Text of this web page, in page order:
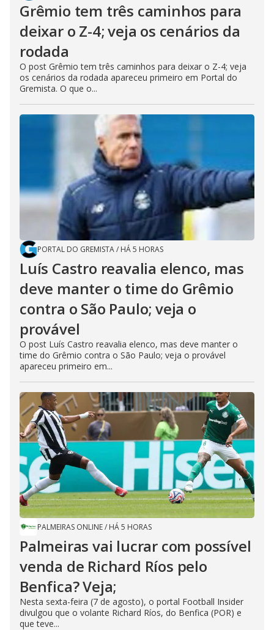
Grêmio tem três caminhos para
deixar o Z-4; veja os cenários da
rodada
O post Grêmio tem três caminhos para deixar o Z-4; veja
os cenários da rodada apareceu primeiro em Portal do
Gremista. O que o...
PORTAL DO GREMISTA/ HÁ 5 HORAS
Luís Castro reavalia elenco, mas
deve manter o time do Grêmio
contra o São Paulo; veja o
provável
O post Luís Castro reavalia elenco, mas deve manter o
time do Grêmio contra o São Paulo; veja o provável
apareceu primeiro em...
PALMEIRAS ONLINE/ HÁ 5 HORAS
Palmeiras vai lucrar com possível
venda de Richard Ríos pelo
Benfica? Veja;
Nesta sexta-feira (7 de agosto), o portal Football Insider
divulgou que o volante Richard Ríos, do Benfica (POR) e
que teve...